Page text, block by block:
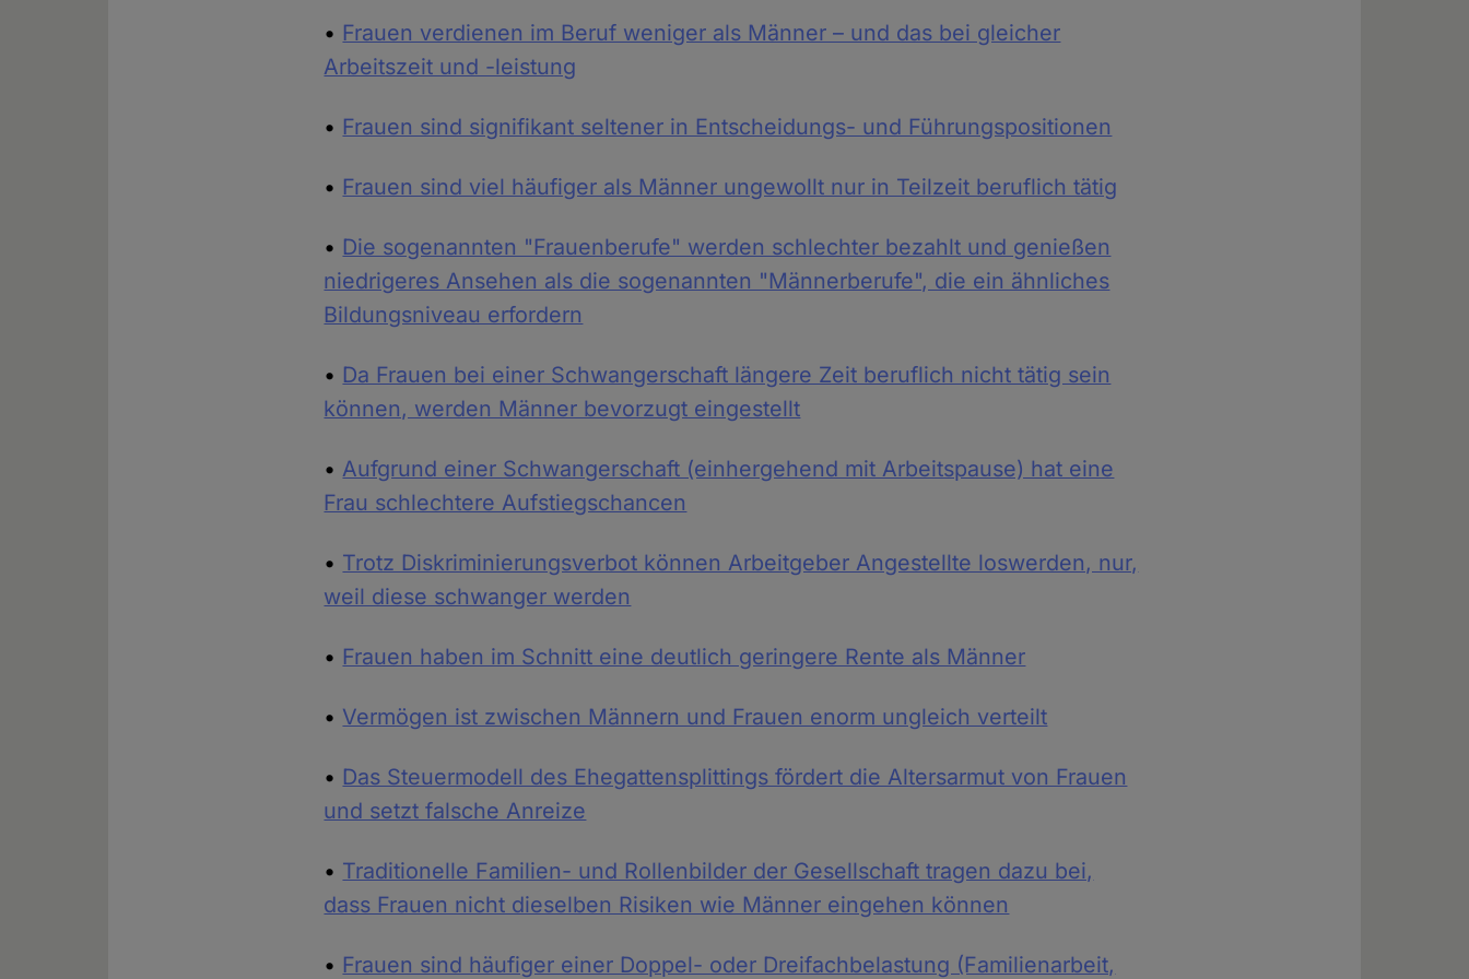
• Frauen verdienen im Beruf weniger als Männer – und das bei gleicher
Arbeitszeit und -leistung
• Frauen sind signifikant seltener in Entscheidungs- und Führungspositionen
• Frauen sind viel häufiger als Männer ungewollt nur in Teilzeit beruflich tätig
• Die sogenannten "Frauenberufe" werden schlechter bezahlt und genießen
niedrigeres Ansehen als die sogenannten "Männerberufe", die ein ähnliches
Bildungsniveau erfordern
• Da Frauen bei einer Schwangerschaft längere Zeit beruflich nicht tätig sein
können, werden Männer bevorzugt eingestellt
•Aufgrund einer Schwangerschaft (einhergehend mit Arbeitspause) hat eine
Frau schlechtere Aufstiegschancen
• Trotz Diskriminierungsverbot können Arbeitgeber Angestellte loswerden, nur,
weil diese schwanger werden
• Frauen haben im Schnitt eine deutlich geringere Rente als Männer
• Vermögen ist zwischen Männern und Frauen enorm ungleich verteilt
• Das Steuermodell des Ehegattensplittings fördert die Altersarmut von Frauen
und setzt falsche Anreize
• Traditionelle Familien- und Rollenbilder der Gesellschaft tragen dazu bei,
dass Frauen nicht dieselben Risiken wie Männer eingehen können
• Frauen sind häufiger einer Doppel- oder Dreifachbelastung (Familienarbeit,